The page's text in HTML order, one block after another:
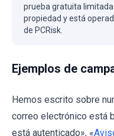
prueba gratuita
propiedad y está
de PCRisk.
Ejemplos de
Hemos escrito sobre
correo electrónico está
está autenticado», «